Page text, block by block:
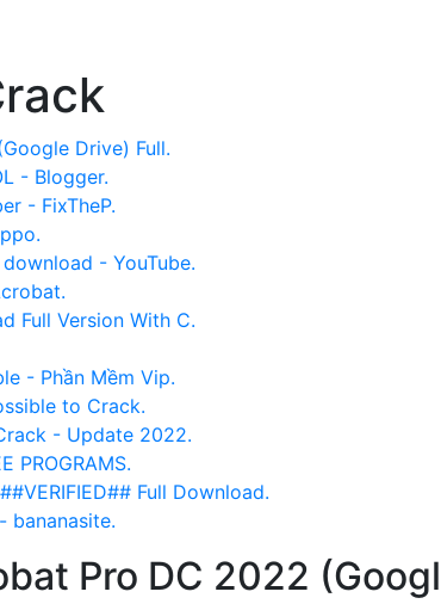
Drive) Full.
- Blogger.
- FixTheP.
- YouTube.
Full Version With C.
- Phần Mềm Vip.
to Crack.
- Update 2022.
PROGRAMS.
Full Download.
bananasite.
Pro DC 2022